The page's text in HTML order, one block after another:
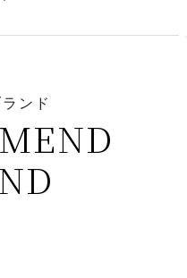
ンド